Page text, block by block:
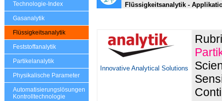
Technologie-Index
Gasanalytik
Flüssigkeitsanalytik
Feststoffanalytik
Partikelanalytik
Physikalische Parameter
Automatisierungslösungen
Kontrolltechnologie
Flüssigkeitsanalytik -
Innovative Analytical Solutions